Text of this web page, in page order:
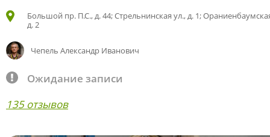
Большой пр. П.С., д. 44; Стрельнинская ул., д. 1;
д. 2
Чепель Александр Иванович
Ожидание записи
135 отзывов